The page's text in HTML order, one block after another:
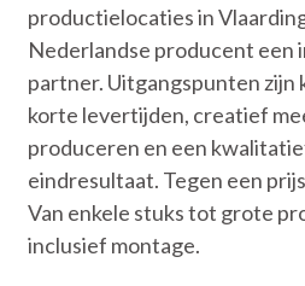
productielocaties in
Nederlandse producent een
partner. Uitgangspunten zijn
korte levertijden, creatief
produceren en een
eindresultaat. Tegen een
Van enkele stuks tot grote
inclusief montage.